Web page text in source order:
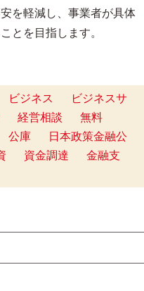
を軽減し、事業者が具体
とを目指します。
ビジネス
ビジネスサ
経営相談
無料
公庫
日本政策金融公
資金調達
金融支